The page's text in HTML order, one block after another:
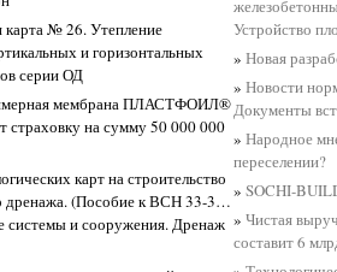
карта № 26. Утепление
и горизонтальных
серии ОД
мембрана ПЛАСТФОИЛ®
страховку на сумму 50 000 000
карт на строительство
дренажа. (Пособие к ВСН 33-3…
системы и сооружения. Дренаж
Устройство
»Новая
»Новости
Документы
»Народное
переселении?
»SOCHI-
»Чистая
составит 6